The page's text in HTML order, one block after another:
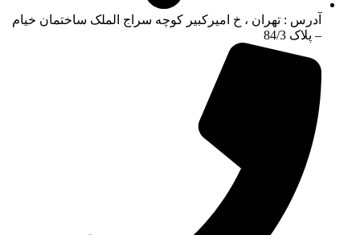
آدرس : تهران ، خ امیرکبیر کوچه سراج الملک ساختمان خیام
– پلاک 84/3